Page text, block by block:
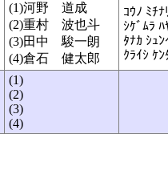
(1)河野 道成
(2)重村 波也斗
(3)田中 駿一朗
(4)倉石 健太郎
ｺｳﾉ ﾐﾁﾅ
ｼｹﾞﾑﾗ ﾊ
ﾀﾅｶ ｼｭﾝ
ｸﾗｲｼ ｹﾝ
(1)
(2)
(3)
(4)